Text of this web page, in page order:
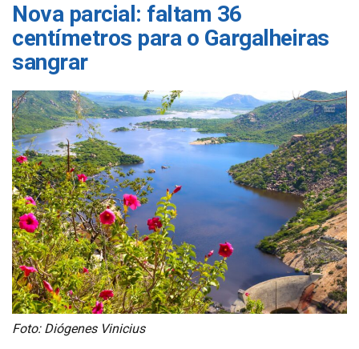
Nova parcial: faltam 36
centímetros para o Gargalheiras
sangrar
Foto: Diógenes Vinicius